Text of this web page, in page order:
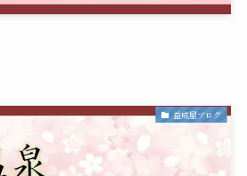
益成屋ブログ